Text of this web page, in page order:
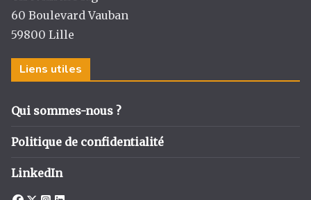
k
60 Boulevard Vauban
59800 Lille
Liens utiles
Qui sommes-nous ?
Politique de confidentialité
LinkedIn